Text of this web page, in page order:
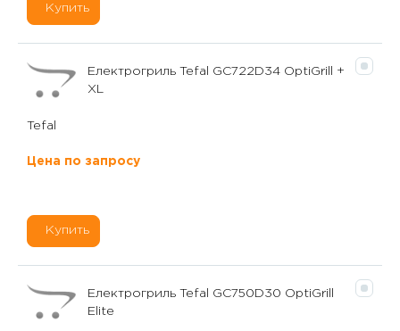
Купить
Електрогриль Tefal GC722D34 OptiGrill +
XL
Tefal
Цена по запросу
Купить
Електрогриль Tefal GC750D30 OptiGrill
Elite